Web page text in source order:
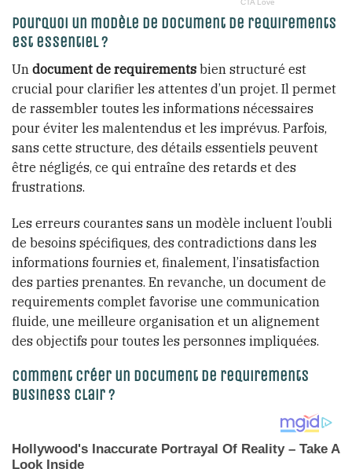
Pourquoi un modèle de document de requirements
est essentiel ?
Un document de requirements bien structuré est
crucial pour clarifier les attentes d’un projet. Il permet
de rassembler toutes les informations nécessaires
pour éviter les malentendus et les imprévus. Parfois,
sans cette structure, des détails essentiels peuvent
être négligés, ce qui entraîne des retards et des
frustrations.
Les erreurs courantes sans un modèle incluent l’oubli
de besoins spécifiques, des contradictions dans les
informations fournies et, finalement, l’insatisfaction
des parties prenantes. En revanche, un document de
requirements complet favorise une communication
fluide, une meilleure organisation et un alignement
des objectifs pour toutes les personnes impliquées.
Comment créer un document de requirements
business clair ?